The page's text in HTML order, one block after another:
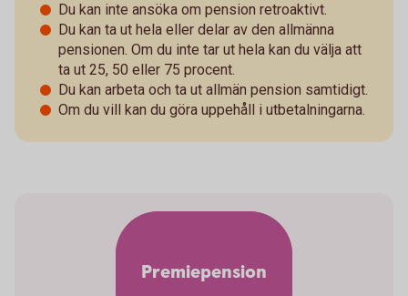
Du kan inte ansöka om pension retroaktivt.
Du kan ta ut hela eller delar av den allmänna
pensionen. Om du inte tar ut hela kan du välja att
ta ut 25, 50 eller 75 procent.
Du kan arbeta och ta ut allmän pension samtidigt.
Om du vill kan du göra uppehåll i utbetalningarna.
Premiepension